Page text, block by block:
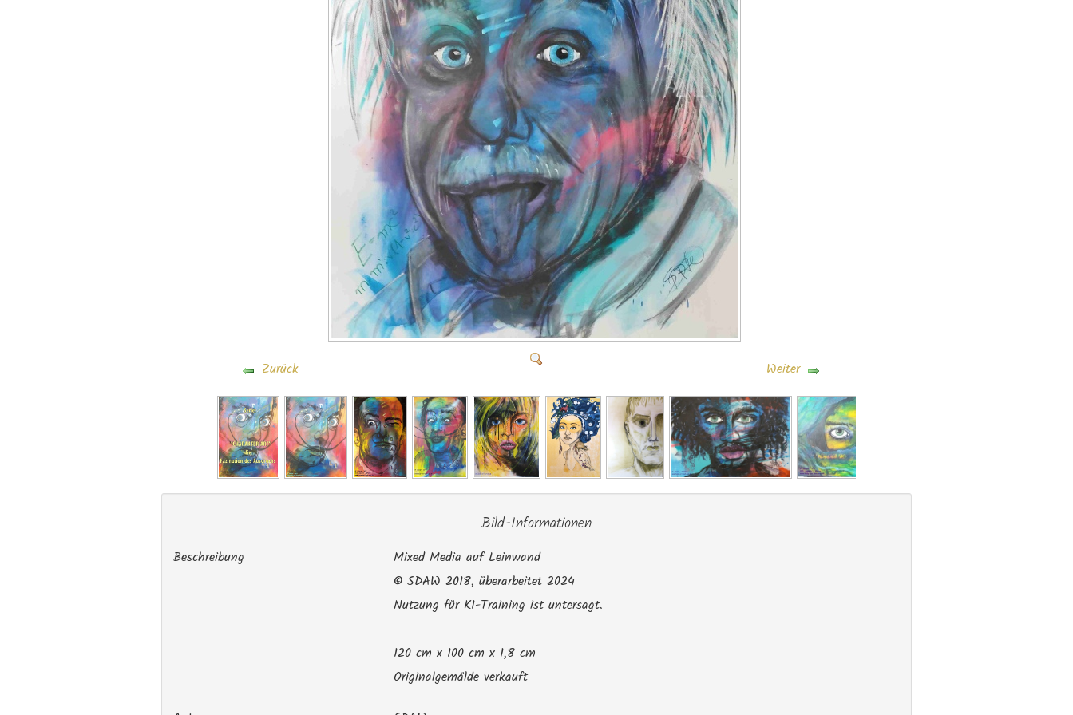
Zurück Weiter
Bild-Informationen
Beschreibung
Mixed Media auf Leinwand
©SDAW 2018, überarbeitet 2024
Nutzung für KI-Training ist untersagt.
120 cm x 100 cm x 1,8 cm
Originalgemälde verkauft